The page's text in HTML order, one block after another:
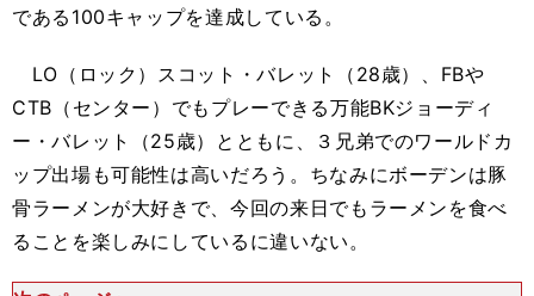
である100キャップを達成している。
LO（ロック）スコット・バレット（28歳）、FBや
CTB（センター）でもプレーできる万能BKジョーディ
ー・バレット（25歳）とともに、３兄弟でのワールドカ
ップ出場も可能性は高いだろう。ちなみにボーデンは豚
骨ラーメンが大好きで、今回の来日でもラーメンを食べ
ることを楽しみにしているに違いない。